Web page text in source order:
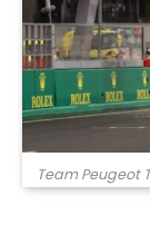
Team Peugeot